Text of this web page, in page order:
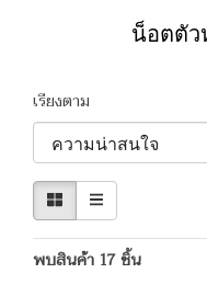
น็อตตัว
เรียงตาม
พบสินค้า 17 ชิ้น